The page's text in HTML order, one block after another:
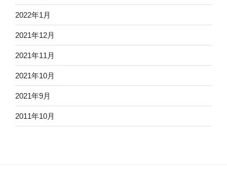
2022年1月
2021年12月
2021年11月
2021年10月
2021年9月
2011年10月